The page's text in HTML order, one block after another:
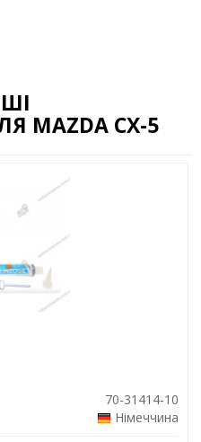
MAZDA CX-5
70-31414-10
Німеччина